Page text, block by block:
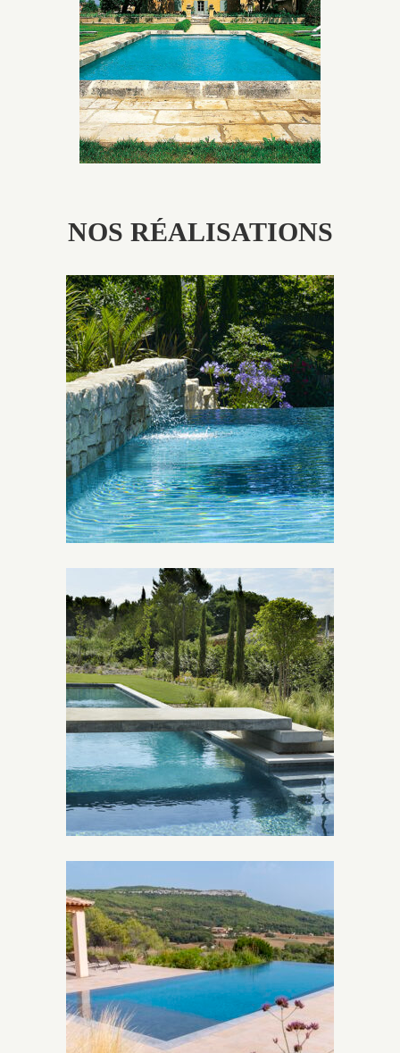
utilisés pour garder un aspect ancien, retrouver une
patine naturelle ou créer un ornement de pierres de
taille.
NOS RÉALISATIONS